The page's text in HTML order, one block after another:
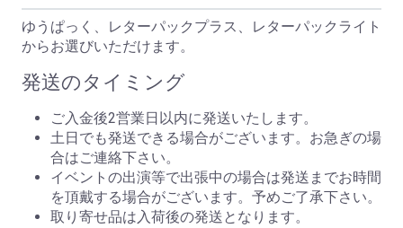
ゆうぱっく、レターパックプラス、レターパックライト
からお選びいただけます。
発送のタイミング
ご入金後2営業日以内に発送いたします。
土日でも発送できる場合がございます。お急ぎの場
合はご連絡下さい。
イベントの出演等で出張中の場合は発送までお時間
を頂戴する場合がございます。予めご了承下さい。
取り寄せ品は入荷後の発送となります。